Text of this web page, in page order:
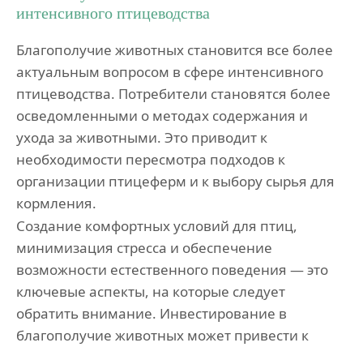
интенсивного птицеводства
Благополучие животных становится все более
актуальным вопросом в сфере интенсивного
птицеводства. Потребители становятся более
осведомленными о методах содержания и
ухода за животными. Это приводит к
необходимости пересмотра подходов к
организации птицеферм и к выбору сырья для
кормления.
Создание комфортных условий для птиц,
минимизация стресса и обеспечение
возможности естественного поведения — это
ключевые аспекты, на которые следует
обратить внимание. Инвестирование в
благополучие животных может привести к